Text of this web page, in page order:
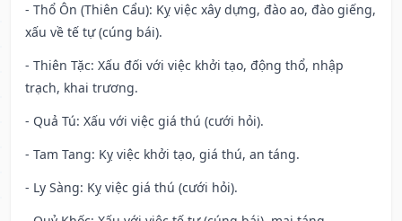
- Thổ Ôn (Thiên Cẩu): Kỵ việc xây dựng, đào ao, đào giếng,
xấu về tế tự (cúng bái).
- Thiên Tặc: Xấu đối với việc khởi tạo, động thổ, nhập
trạch, khai trương.
- Quả Tú: Xấu với việc giá thú (cưới hỏi).
- Tam Tang: Kỵ việc khởi tạo, giá thú, an táng.
- Ly Sàng: Kỵ việc giá thú (cưới hỏi).